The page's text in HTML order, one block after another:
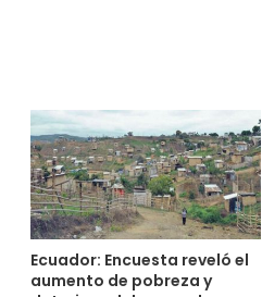
Ecuador: Encuesta reveló el
aumento de pobreza y